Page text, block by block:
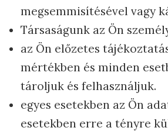
megsemmisítésével vagy
Társaságunk az Ön
az Ön előzetes
mértékben és minden
tároljuk és felhasználjuk.
egyes esetekben az Ön
esetekben erre a tényre